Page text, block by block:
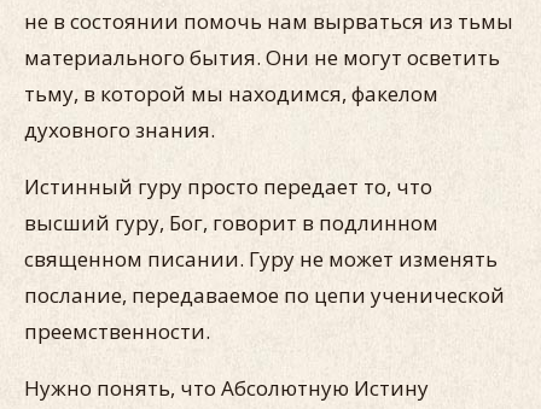
не в состоянии помочь нам вырваться из тьмы
материального бытия. Они не могут осветить
тьму, в которой мы находимся, факелом
духовного знания.
Истинный гуру просто передает то, что
высший гуру, Бог, говорит в подлинном
священном писании. Гуру не может изменять
послание, передаваемое по цепи ученической
преемственности.
Нужно понять, что Абсолютную Истину